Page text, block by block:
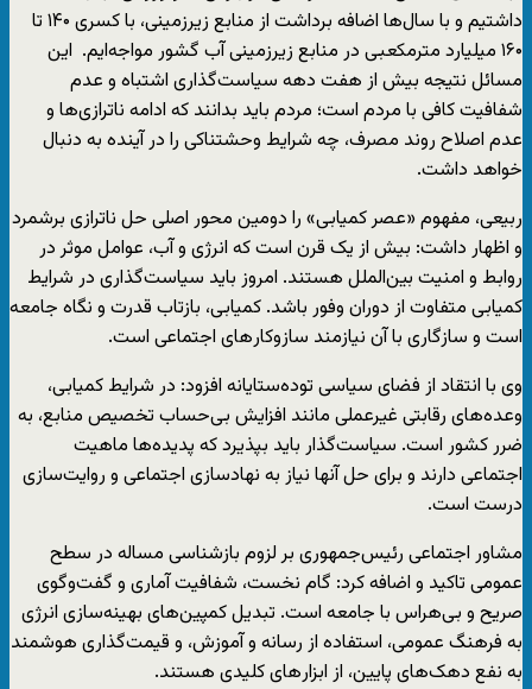
داشتیم و با سال‌ها اضافه برداشت از منابع زیرزمینی، با کسری ۱۴۰ تا
۱۶۰ میلیارد مترمکعبی در منابع زیرزمینی آب گشور مواجه‌ایم. این
مسائل نتیجه بیش از هفت دهه سیاست‌گذاری اشتباه و عدم
شفافیت کافی با مردم است؛ مردم باید بدانند که ادامه ناترازی‌ها و
عدم اصلاح روند مصرف، چه شرایط وحشتناکی را در آینده به دنبال
خواهد داشت.
ربیعی، مفهوم «عصر کمیابی» را دومین محور اصلی حل ناترازی برشمرد
و اظهار داشت: بیش از یک قرن است که انرژی و آب، عوامل موثر در
روابط و امنیت بین‌الملل هستند. امروز باید سیاست‌گذاری در شرایط
کمیابی متفاوت از دوران وفور باشد. کمیابی، بازتاب قدرت و نگاه جامعه
است و سازگاری با آن نیازمند سازوکار‌های اجتماعی است.
وی با انتقاد از فضای سیاسی توده‌ستایانه افزود: در شرایط کمیابی،
وعده‌های رقابتی غیرعملی مانند افزایش بی‌حساب تخصیص منابع، به
ضرر کشور است. سیاست‌گذار باید بپذیرد که پدیده‌ها ماهیت
اجتماعی دارند و برای حل آنها نیاز به نهادسازی اجتماعی و روایت‌سازی
درست است.
مشاور اجتماعی رئیس‌جمهوری بر لزوم بازشناسی مساله در سطح
عمومی تاکید و اضافه کرد: گام نخست، شفافیت آماری و گفت‌وگوی
صریح و بی‌هراس با جامعه است. تبدیل کمپین‌های بهینه‌سازی انرژی
به فرهنگ عمومی، استفاده از رسانه و آموزش، و قیمت‌گذاری هوشمند
به نفع دهک‌های پایین، از ابزار‌های کلیدی هستند.